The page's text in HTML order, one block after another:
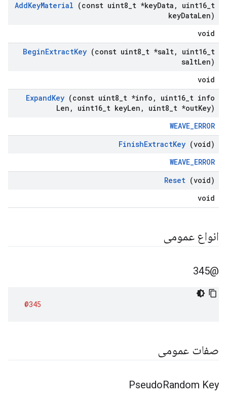
AddKeyMaterial (const uint8 t *keyData , uint16 t
keyDataLen)
void
BeginExtractKey (const uint8 t *salt, uint16 t
saltLen)
void
ExpandKey (const uint8 t *info , uint16 t info
Len , uint16 t keyLen , uint8 t *outKey)
WEAVE_ERROR
FinishExtractKey (void)
WEAVE_ERROR
Reset (void)
void
انواع عمومی
@345
@345
صفات عمومی
PseudoRandom Key